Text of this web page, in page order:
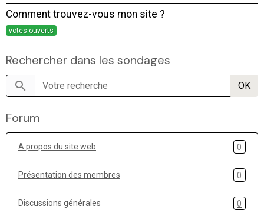
Comment trouvez-vous mon site ?
votes ouverts
Rechercher dans les sondages
OK
Forum
A propos du site web 0
Présentation des membres 0
Discussions générales 0